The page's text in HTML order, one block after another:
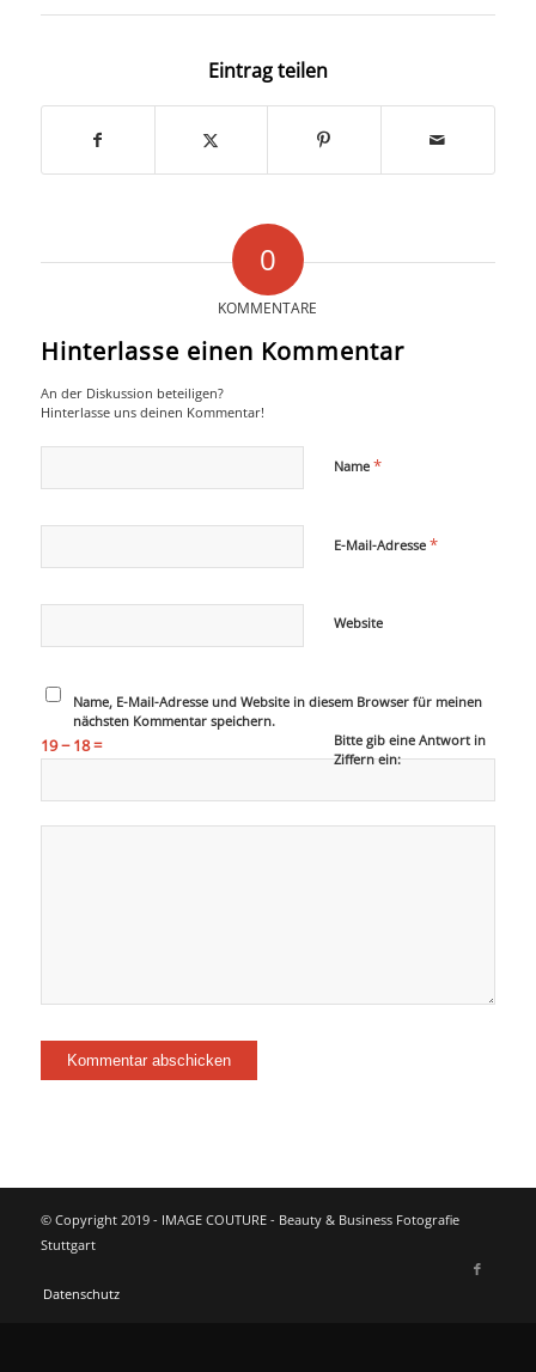
Eintrag teilen
0
KOMMENTARE
Hinterlasse einen Kommentar
An der Diskussion beteiligen?
Hinterlasse uns deinen Kommentar!
Name *
E-Mail-Adresse *
Website
Name, E-Mail-Adresse und Website in diesem Browser für meinen
nächsten Kommentar speichern.
Bitte gib eine Antwort in
Ziffern ein:
19 − 18 =
© Copyright 2019 - IMAGE COUTURE - Beauty & Business Fotografie
Stuttgart
Datenschutz